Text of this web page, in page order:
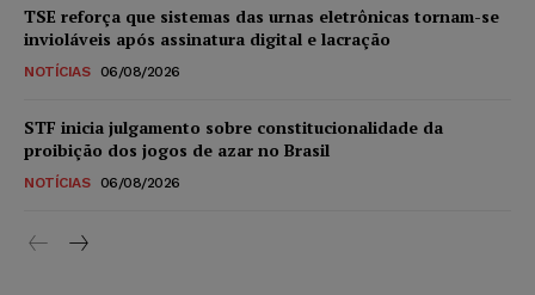
TSE reforça que sistemas das urnas eletrônicas tornam-se
invioláveis após assinatura digital e lacração
NOTÍCIAS 06/08/2026
STF inicia julgamento sobre constitucionalidade da
proibição dos jogos de azar no Brasil
NOTÍCIAS 06/08/2026